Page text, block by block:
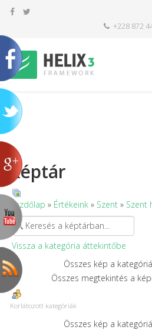
+228 872
Képtár
Kezdőlap » Értékeink » Szent » Szent
Vissza a kategória áttekintőbe
Összes kép a
Összes megtekintés a
Korlátozott kategóriák
Összes kép a